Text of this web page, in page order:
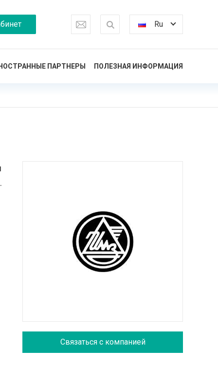
Ru
ПАРТНЕРЫ ПОЛЕЗНАЯ ИНФОРМАЦИЯ
Связаться с компанией